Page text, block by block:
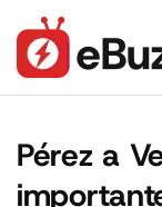
Pérez a